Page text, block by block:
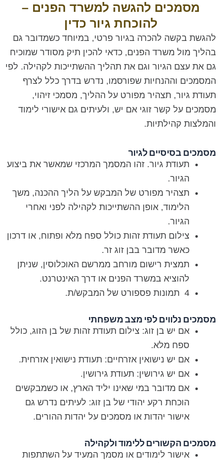
מסמכים להגשה למשרד הפנים –
להוכחת גיור כדין
להגשת בקשה להכרה בגיור פרטי, במיוחד כשמדובר גם
בהליך מול משרד הפנים, כדאי להכין תיק מסודר שמוכיח
גם את עצם הגיור וגם את תהליך ההשתייכות לקהילה. לפי
המסמכים וההנחיות שפורסמו, נדרש בדרך כלל לצרף
תעודת גיור, תצהיר מפורט על ההליך, מסמכי זיהוי,
מסמכים על קשר זוגי אם יש, ולעיתים גם אישורי לימוד
והמלצות קהילתיות.
מסמכים בסיסיים לגיור
תעודת גיור. זהו המסמך המרכזי שמאשר את ביצוע
הגיור.
תצהיר מפורט של המבקש על הליך ההכנה, משך
הלימוד, אופן ההשתייכות לקהילה לפני ואחרי
הגיור.
צילום תעודת זהות כולל ספח מלא ופתוח, או דרכון
כאשר מדובר בבן זוג זר.
תמצית רישום מורחב ממרשם האוכלוסין, שניתן
להוציא במשרד הפנים או דרך האינטרנט.
4 תמונות פספורט של המבקש/ת.
מסמכים נלווים לפי מצב משפחתי
אם יש בן זוג: צילום תעודת זהות של בן הזוג, כולל
ספח מלא.
אם יש נישואין אזרחיים: תעודת נישואין אזרחית.
אם יש גירושין: תעודת גירושין.
אם מדובר במי שאינו יליד הארץ, או כשמבקשים
הוכחת רקע יהודי של בן זוג: לעיתים נדרש גם
אישור יהדות או מסמכים על יהדות ההורים.
מסמכים הקשורים ללימוד ולקהילה
אישור לימודים או מסמך המעיד על השתתפות